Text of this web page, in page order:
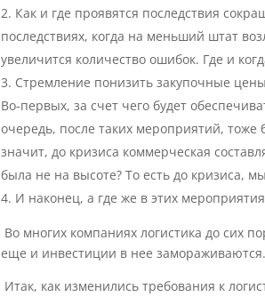
Как и где проявятся последствия
последствиях, когда на меньший штат
увеличится количество ошибок. Где и
Стремление понизить закупочные
Во-первых, за счет чего будет
очередь, после таких мероприятий, тоже
значит, до кризиса коммерческая
была не на высоте? То есть до кризиса,
И наконец, а где же в этих
Во многих компаниях логистика до сих
еще и инвестиции в нее
Итак, как изменились требования к